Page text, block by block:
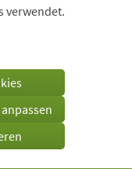
verwendet.